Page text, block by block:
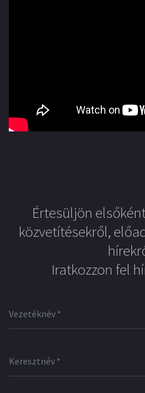
Értesüljön
közvetítésekről,
Iratkozzon fel